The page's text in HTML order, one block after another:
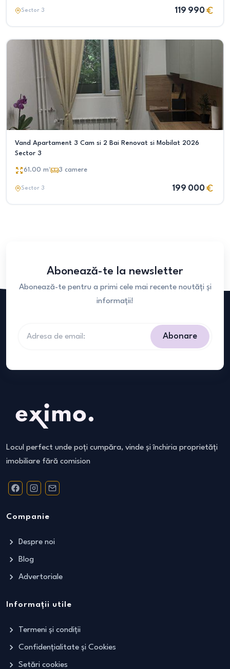
Sector 3 119 990
Vand Apartament 3 Cam si 2 Bai Renovat si Mobilat 2026
Sector 3
61.00 m² 3 camere
Sector 3 199 000
Abonează-te la newsletter
Abonează-te pentru a primi cele mai recente noutăți și
informații!
Abonare
Locul perfect unde poți cumpăra, vinde și închiria proprietăți
imobiliare fără comision
Companie
Despre noi
Blog
Advertoriale
Informații utile
Termeni și condiții
Confidențialitate și Cookies
Setări cookies